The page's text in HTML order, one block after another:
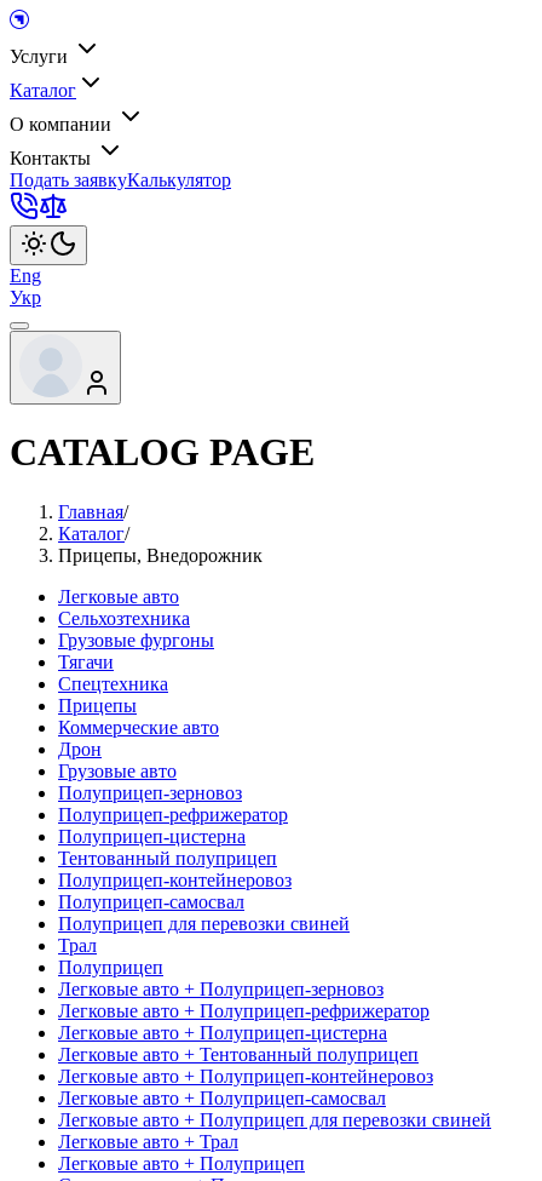
Услуги
Каталог
О компании
Контакты
Подать заявкуКалькулятор
Eng
Укр
CATALOG PAGE
Главная/
Каталог/
Прицепы, Внедорожник
Легковые авто
Сельхозтехника
Грузовые фургоны
Тягачи
Спецтехника
Прицепы
Коммерческие авто
Дрон
Грузовые авто
Полуприцеп-зерновоз
Полуприцеп-рефрижератор
Полуприцеп-цистерна
Тентованный полуприцеп
Полуприцеп-контейнеровоз
Полуприцеп-самосвал
Полуприцеп для перевозки свиней
Трал
Полуприцеп
Легковые авто + Полуприцеп-зерновоз
Легковые авто + Полуприцеп-рефрижератор
Легковые авто + Полуприцеп-цистерна
Легковые авто + Тентованный полуприцеп
Легковые авто + Полуприцеп-контейнеровоз
Легковые авто + Полуприцеп-самосвал
Легковые авто + Полуприцеп для перевозки свиней
Легковые авто + Трал
Легковые авто + Полуприцеп